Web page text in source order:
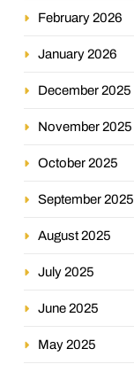
February 2026
January 2026
December 2025
November 2025
October 2025
September 2025
August 2025
July 2025
June 2025
May 2025